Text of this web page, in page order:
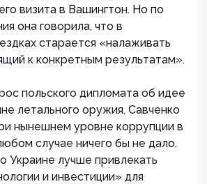
визита в Вашингтон. Но по
она говорила, что в
старается «налаживать
к конкретным результатам».
польского дипломата об идее
летального оружия, Савченко
нынешнем уровне коррупции в
случае ничего бы не дало.
Украине лучше привлекать
и инвестиции» для